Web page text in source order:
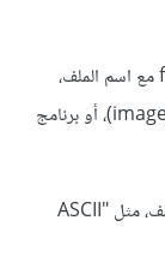
أمر يُستخدم لتحديد نوع الملف، وبمجرد تشغيل file مع اسم الملف،
سيقوم بإظهار نوع الملف، مثل نصي (text)، صورة (image)، أو برنامج
أي عند كتابة file filename.txt سيخبرك بنوع الملف، مثل "ASCII